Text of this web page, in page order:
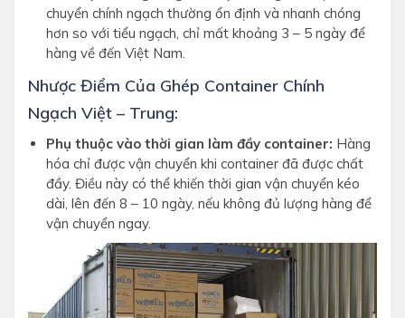
chuyển chính ngạch thường ổn định và nhanh chóng
hơn so với tiểu ngạch, chỉ mất khoảng 3 – 5 ngày để
hàng về đến Việt Nam.
Nhược Điểm Của Ghép Container Chính
Ngạch Việt – Trung:
Phụ thuộc vào thời gian làm đầy container: Hàng
hóa chỉ được vận chuyển khi container đã được chất
đầy. Điều này có thể khiến thời gian vận chuyển kéo
dài, lên đến 8 – 10 ngày, nếu không đủ lượng hàng để
vận chuyển ngay.